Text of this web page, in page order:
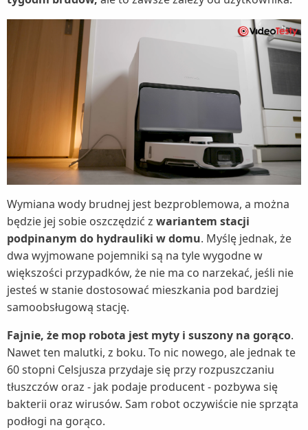
Wymiana wody brudnej jest bezproblemowa, a można
będzie jej sobie oszczędzić z wariantem stacji
podpinanym do hydrauliki w domu. Myślę jednak, że
dwa wyjmowane pojemniki są na tyle wygodne w
większości przypadków, że nie ma co narzekać, jeśli nie
jesteś w stanie dostosować mieszkania pod bardziej
samoobsługową stację.
Fajnie, że mop robota jest myty i suszony na gorąco.
Nawet ten malutki, z boku. To nic nowego, ale jednak te
60 stopni Celsjusza przydaje się przy rozpuszczaniu
tłuszczów oraz - jak podaje producent - pozbywa się
bakterii oraz wirusów. Sam robot oczywiście nie sprząta
podłogi na gorąco.